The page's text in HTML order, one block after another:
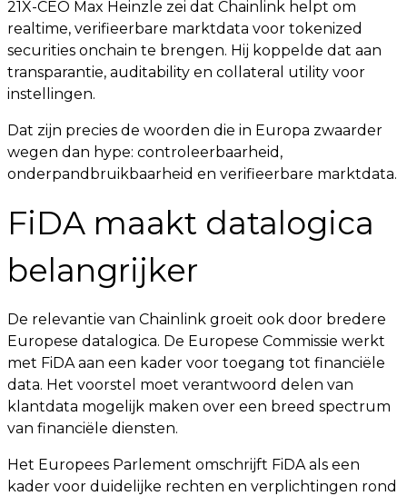
21X-CEO Max Heinzle zei dat Chainlink helpt om
realtime, verifieerbare marktdata voor tokenized
securities onchain te brengen. Hij koppelde dat aan
transparantie, auditability en collateral utility voor
instellingen.
Dat zijn precies de woorden die in Europa zwaarder
wegen dan hype: controleerbaarheid,
onderpandbruikbaarheid en verifieerbare marktdata.
FiDA maakt datalogica
belangrijker
De relevantie van Chainlink groeit ook door bredere
Europese datalogica. De Europese Commissie werkt
met FiDA aan een kader voor toegang tot financiële
data. Het voorstel moet verantwoord delen van
klantdata mogelijk maken over een breed spectrum
van financiële diensten.
Het Europees Parlement omschrijft FiDA als een
kader voor duidelijke rechten en verplichtingen rond